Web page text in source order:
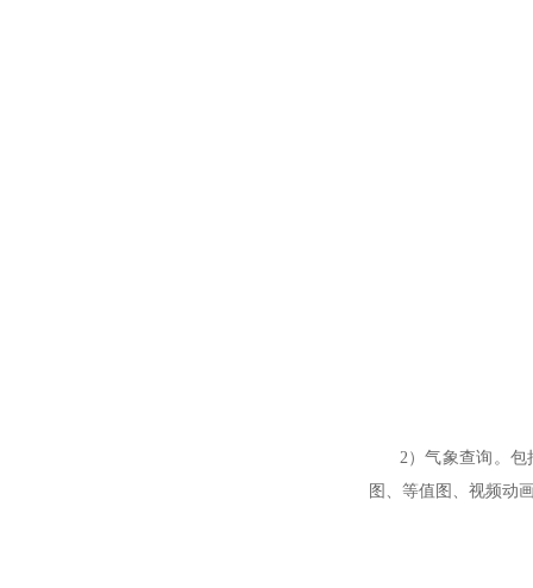
2）气象查询。包括
图、等值图、视频动